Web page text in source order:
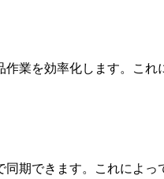
業を効率化します。こ
期できます。これによ